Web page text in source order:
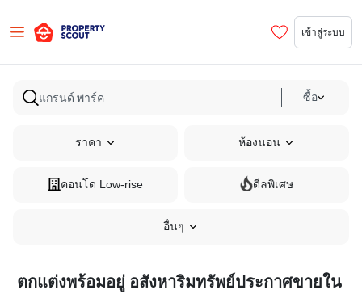
เข้าสู่ระบบ
ซื้อ
ราคา ห้องนอน
คอนโด Low-rise ดีลพิเศษ
อื่นๆ
ตกแต่งพร้อมอยู่ อสังหาริมทรัพย์ประกาศขายใน